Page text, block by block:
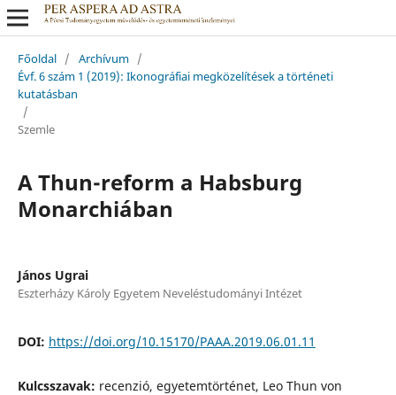
Főoldal / Archívum /
Évf. 6 szám 1 (2019): Ikonográfiai megközelítések a történeti
kutatásban
/
Szemle
A Thun-reform a Habsburg
Monarchiában
János Ugrai
Eszterházy Károly Egyetem Neveléstudományi Intézet
DOI: https://doi.org/10.15170/PAAA.2019.06.01.11
Kulcsszavak: recenzió, egyetemtörténet, Leo Thun von